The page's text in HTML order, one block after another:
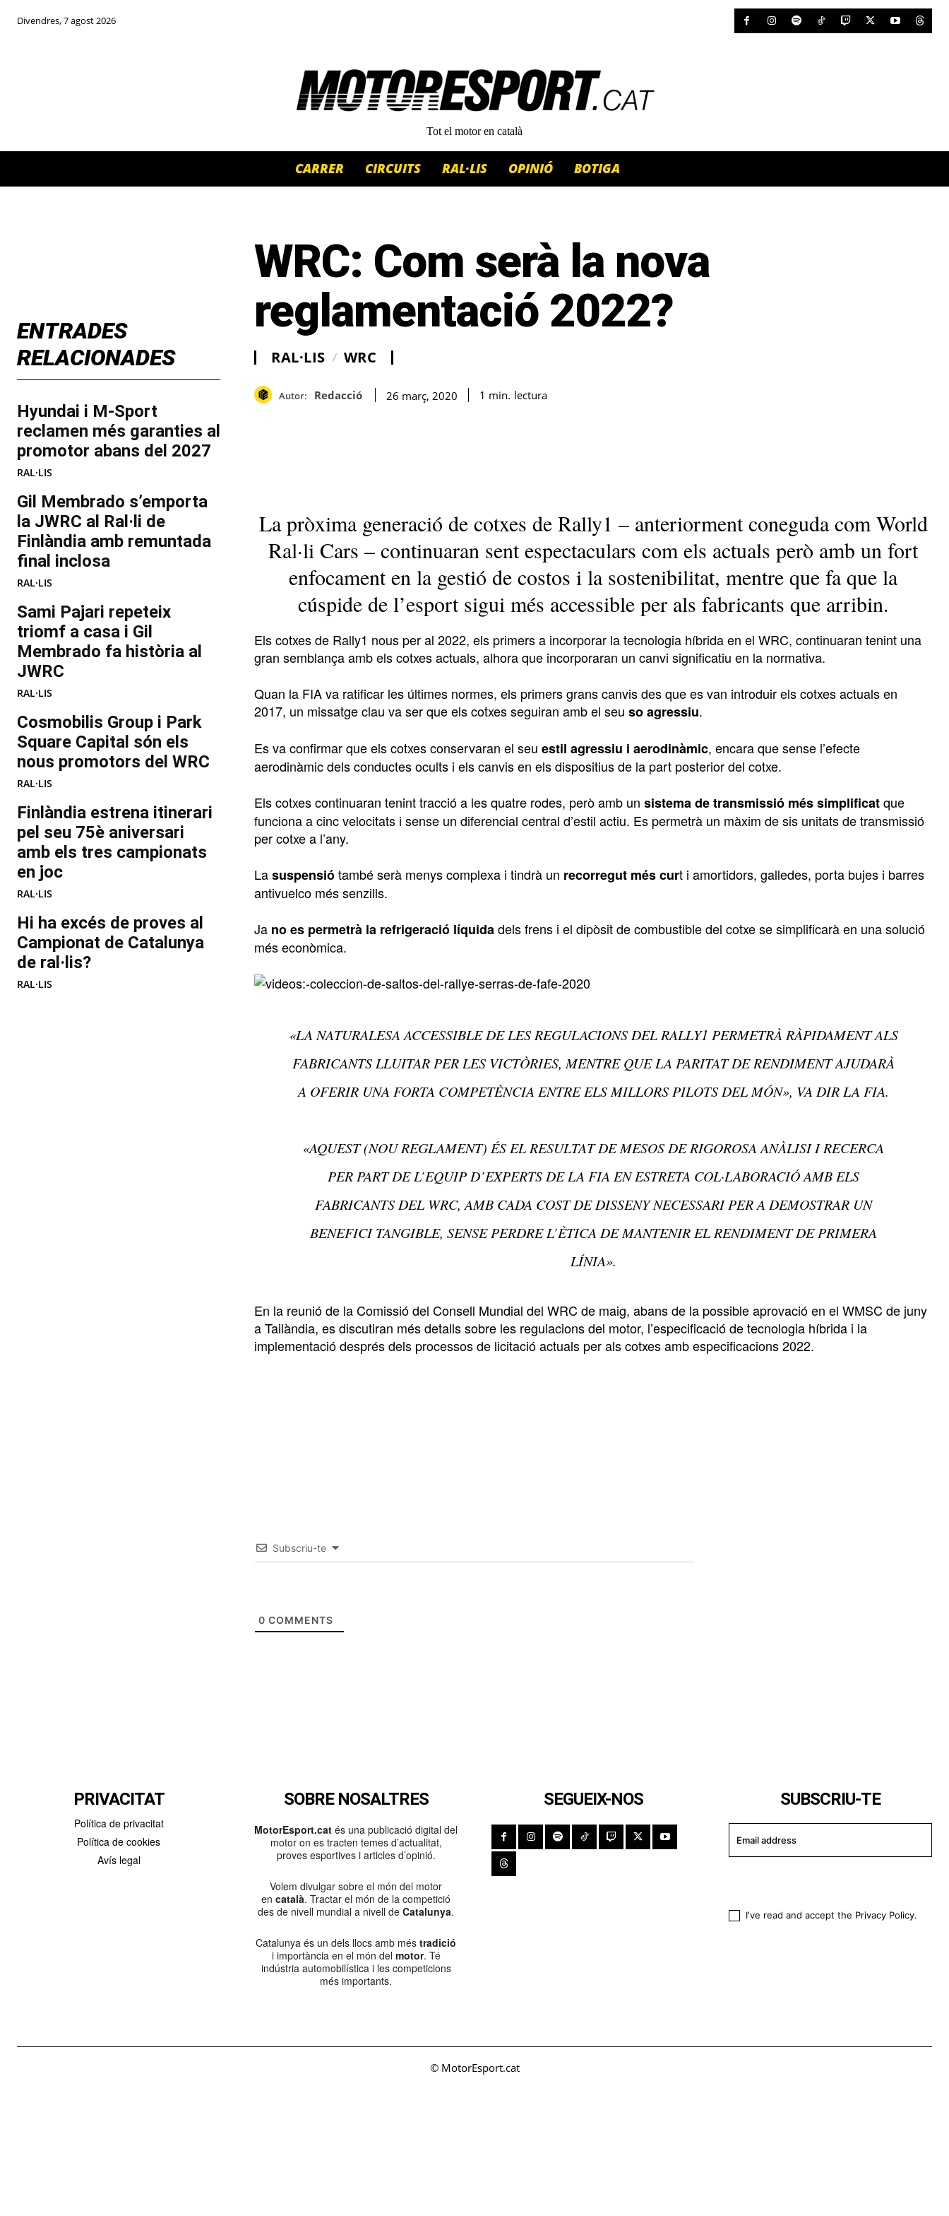
Divendres, 7 agost 2026
Tot el motor en català
CARRER CIRCUITS RAL·LIS OPINIÓ BOTIGA
ENTRADES
RELACIONADES
Hyundai i M-Sport
reclamen més garanties al
promotor abans del 2027
RAL·LIS
Gil Membrado s’emporta
la JWRC al Ral·li de
Finlàndia amb remuntada
final inclosa
RAL·LIS
Sami Pajari repeteix
triomf a casa i Gil
Membrado fa història al
JWRC
RAL·LIS
Cosmobilis Group i Park
Square Capital són els
nous promotors del WRC
RAL·LIS
Finlàndia estrena itinerari
pel seu 75è aniversari
amb els tres campionats
en joc
RAL·LIS
Hi ha excés de proves al
Campionat de Catalunya
de ral·lis?
RAL·LIS
WRC: Com serà la nova
reglamentació 2022?
RAL·LIS WRC
Autor: Redacció 26 març, 2020 1 min. lectura
La pròxima generació de cotxes de Rally1 – anteriorment coneguda com World
Ral·li Cars – continuaran sent espectaculars com els actuals però amb un fort
enfocament en la gestió de costos i la sostenibilitat, mentre que fa que la
cúspide de l’esport sigui més accessible per als fabricants que arribin.
Els cotxes de Rally1 nous per al 2022, els primers a incorporar la tecnologia híbrida en el WRC, continuaran tenint una
gran semblança amb els cotxes actuals, alhora que incorporaran un canvi significatiu en la normativa.
Quan la FIA va ratificar les últimes normes, els primers grans canvis des que es van introduir els cotxes actuals en
2017, un missatge clau va ser que els cotxes seguiran amb el seu so agressiu.
Es va confirmar que els cotxes conservaran el seu estil agressiu i aerodinàmic, encara que sense l’efecte
aerodinàmic dels conductes ocults i els canvis en els dispositius de la part posterior del cotxe.
Els cotxes continuaran tenint tracció a les quatre rodes, però amb un sistema de transmissió més simplificatque
funciona a cinc velocitats i sense un diferencial central d’estil actiu. Es permetrà un màxim de sis unitats de transmissió
per cotxe a l’any.
Lasuspensiótambé serà menys complexa i tindrà un recorregut més curt i amortidors, galledes, porta bujes i barres
antivuelco més senzills.
Ja no es permetrà la refrigeració líquidadels frens i el dipòsit de combustible del cotxe se simplificarà en una solució
més econòmica.
«LA NATURALESA ACCESSIBLE DE LES REGULACIONS DEL RALLY1 PERMETRÀ RÀPIDAMENT ALS
FABRICANTS LLUITAR PER LES VICTÒRIES, MENTRE QUE LA PARITAT DE RENDIMENT AJUDARÀ
A OFERIR UNA FORTA COMPETÈNCIA ENTRE ELS MILLORS PILOTS DEL MÓN», VA DIR LA FIA.
«AQUEST (NOU REGLAMENT) ÉS EL RESULTAT DE MESOS DE RIGOROSA ANÀLISI I RECERCA
PER PART DE L’EQUIP D’EXPERTS DE LA FIA EN ESTRETA COL·LABORACIÓ AMB ELS
FABRICANTS DEL WRC, AMB CADA COST DE DISSENY NECESSARI PER A DEMOSTRAR UN
BENEFICI TANGIBLE, SENSE PERDRE L’ÈTICA DE MANTENIR EL RENDIMENT DE PRIMERA
LÍNIA».
En la reunió de la Comissió del Consell Mundial del WRC de maig, abans de la possible aprovació en el WMSC de juny
a Tailàndia, es discutiran més detalls sobre les regulacions del motor, l’especificació de tecnologia híbrida i la
implementació després dels processos de licitació actuals per als cotxes amb especificacions 2022.
Subscriu-te
0 COMMENTS
PRIVACITAT
Política de privacitat
Política de cookies
Avís legal
SOBRE NOSALTRES
MotorEsport.cat és una publicació digital del
motor on es tracten temes d’actualitat,
proves esportives i articles d’opinió.
Volem divulgar sobre el món del motor
en català. Tractar el món de la competició
des de nivell mundial a nivell de Catalunya.
Catalunya és un dels llocs amb més tradició
i importància en el món del motor. Té
indústria automobilística i les competicions
més importants.
SEGUEIX-NOS SUBSCRIU-TE
I've read and accept the Privacy Policy.
© MotorEsport.cat